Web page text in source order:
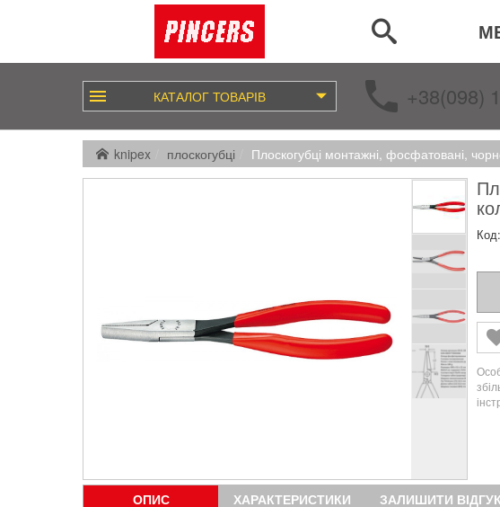
КАТАЛОГ ТОВАРІВ +38(098)
knipex плоскогубці Плоскогубці монтажні, фосфатовані,
Код:
ОПИС ХАРАКТЕРИСТИКИ ЗАЛИШИТИ ВІДГУК